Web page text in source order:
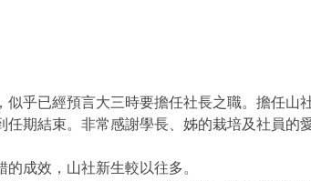
乎已經預言大三時要擔任社長之職。擔任山
期結束。非常感謝學長、姊的栽培及社員的
成效，山社新生較以往多。